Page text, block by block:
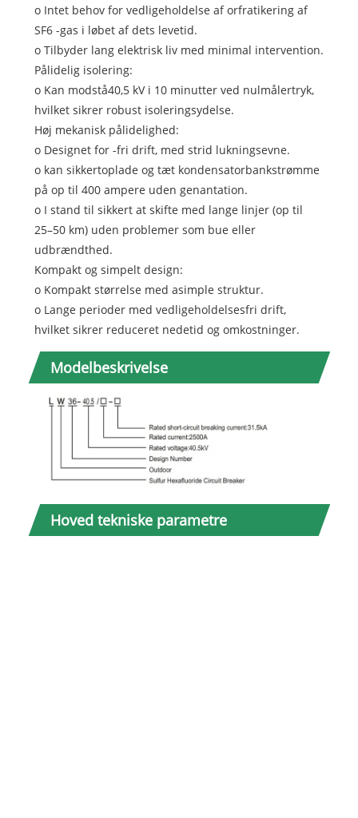
o Intet behov for vedligeholdelse af orfratikering af
SF6 -gas i løbet af dets levetid.
o Tilbyder lang elektrisk liv med minimal intervention.
Pålidelig isolering:
o Kan modstå40,5 kV i 10 minutter ved nulmålertryk,
hvilket sikrer robust isoleringsydelse.
Høj mekanisk pålidelighed:
o Designet for -fri drift, med strid lukningsevne.
o kan sikkertoplade og tæt kondensatorbankstrømme
på op til 400 ampere uden genantation.
o I stand til sikkert at skifte med lange linjer (op til
25–50 km) uden problemer som bue eller
udbrændthed.
Kompakt og simpelt design:
o Kompakt størrelse med asimple struktur.
o Lange perioder med vedligeholdelsesfri drift,
hvilket sikrer reduceret nedetid og omkostninger.
Modelbeskrivelse
Hoved tekniske parametre